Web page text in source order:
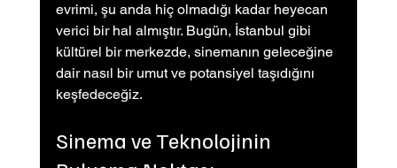
evrimi, şu anda hiç olmadığı kadar heyecan
verici bir hal almıştır. Bugün, İstanbul gibi
kültürel bir merkezde, sinemanın geleceğine
dair nasıl bir umut ve potansiyel taşıdığını
keşfedeceğiz.
Sinema ve Teknolojinin